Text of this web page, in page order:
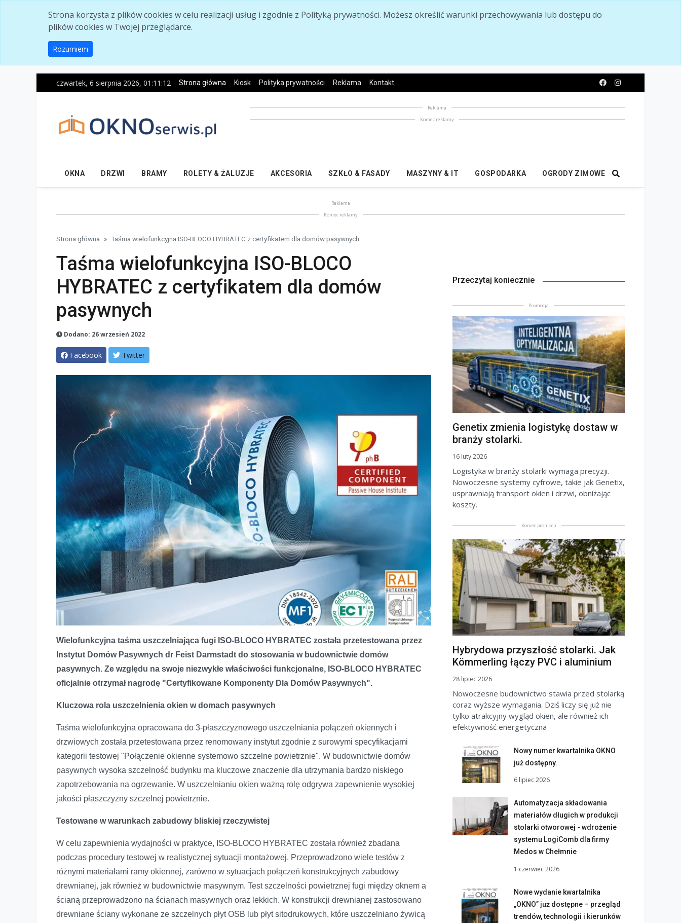
Strona korzysta z plików cookies w celu realizacji usług i zgodnie z Polityką prywatności. Możesz określić warunki przechowywania lub dostępu do
plików cookies w Twojej przeglądarce.
Rozumiem
czwartek, 6 sierpnia 2026, 01:11:13 Strona główna Kiosk Polityka prywatności Reklama Kontakt
Reklama
Koniec reklamy
OKNA DRZWI BRAMY ROLETY & ŻALUZJE AKCESORIA SZKŁO & FASADY MASZYNY & IT GOSPODARKA OGRODY ZIMOWE
Reklama
Koniec reklamy
Strona główna Taśma wielofunkcyjna ISO-BLOCO HYBRATEC z certyfikatem dla domów pasywnych
Taśma wielofunkcyjna ISO-BLOCO
HYBRATEC z certyfikatem dla domów
pasywnych
Dodano: 26 wrzesień 2022
Facebook Twitter
Taśma wielofunkcyjna ISO-BLOCO HYBRATEC z certyfikatem dla domów pasywnych
Wielofunkcyjna taśma uszczelniająca fugi ISO-BLOCO HYBRATEC została przetestowana przez
Instytut Domów Pasywnych dr Feist Darmstadt do stosowania w budownictwie domów
pasywnych. Ze względu na swoje niezwykłe właściwości funkcjonalne, ISO-BLOCO HYBRATEC
oficjalnie otrzymał nagrodę "Certyfikowane Komponenty Dla Domów Pasywnych".
Kluczowa rola uszczelnienia okien w domach pasywnych
Taśma wielofunkcyjna opracowana do 3-płaszczyznowego uszczelniania połączeń okiennych i
drzwiowych została przetestowana przez renomowany instytut zgodnie z surowymi specyfikacjami
kategorii testowej "Połączenie okienne systemowo szczelne powietrznie". W budownictwie domów
pasywnych wysoka szczelność budynku ma kluczowe znaczenie dla utrzymania bardzo niskiego
zapotrzebowania na ogrzewanie. W uszczelnianiu okien ważną rolę odgrywa zapewnienie wysokiej
jakości płaszczyzny szczelnej powietrznie.
Testowane w warunkach zabudowy bliskiej rzeczywistej
W celu zapewnienia wydajności w praktyce, ISO-BLOCO HYBRATEC została również zbadana
podczas procedury testowej w realistycznej sytuacji montażowej. Przeprowadzono wiele testów z
różnymi materiałami ramy okiennej, zarówno w sytuacjach połączeń konstrukcyjnych zabudowy
drewnianej, jak również w budownictwie masywnym. Test szczelności powietrznej fugi między oknem a
ścianą przeprowadzono na ścianach masywnych oraz lekkich. W konstrukcji drewnianej zastosowano
drewniane ściany wykonane ze szczelnych płyt OSB lub płyt sitodrukowych, które uszczelniano żywicą
Przeczytaj koniecznie
Promocja
Genetix zmienia logistykę dostaw w
branży stolarki.
16 luty 2026
Logistyka w branży stolarki wymaga precyzji.
Nowoczesne systemy cyfrowe, takie jak Genetix,
usprawniają transport okien i drzwi, obniżając
koszty.
Koniec promocji
Hybrydowa przyszłość stolarki. Jak
Kömmerling łączy PVC i aluminium
28 lipiec 2026
Nowoczesne budownictwo stawia przed stolarką
coraz wyższe wymagania. Dziś liczy się już nie
tylko atrakcyjny wygląd okien, ale również ich
efektywność energetyczna
Nowy numer kwartalnika OKNO
już dostępny.
6 lipiec 2026
Automatyzacja składowania
materiałów długich w produkcji
stolarki otworowej - wdrożenie
systemu LogiComb dla firmy
Medos w Chełmnie
1 czerwiec 2026
Nowe wydanie kwartalnika
„OKNO” już dostępne – przegląd
trendów, technologii i kierunków